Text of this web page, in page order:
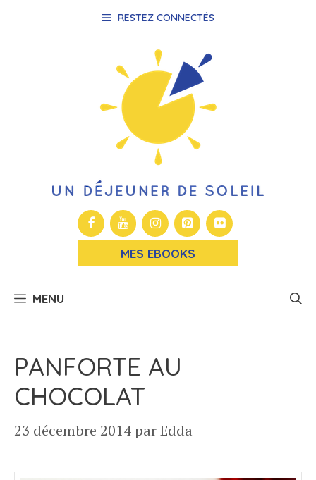
RESTEZ CONNECTÉS
MES EBOOKS
MENU
PANFORTE AU
CHOCOLAT
23 décembre 2014 parEdda